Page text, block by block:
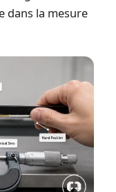
dans la mesure